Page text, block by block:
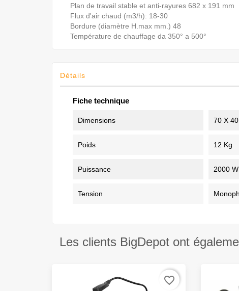
Plan de travail stable et anti-rayures 682 x 191 mm
Flux d'air chaud (m3/h): 18-30
Bordure (diamètre H.max mm.) 48
Température de chauffage da 350° a 500°
Détails
Fiche technique
Dimensions 70 X
Poids 12 Kg
Puissance 2000 W
Tension
Les clients BigDepot ont
favorite_border